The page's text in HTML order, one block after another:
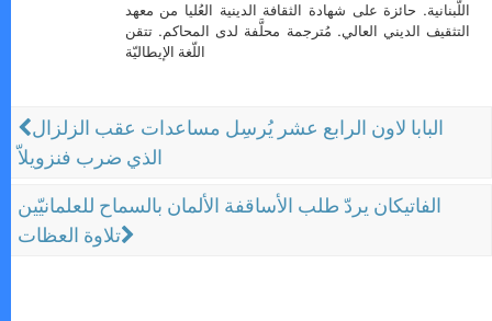
اللّبنانية. حائزة على شهادة الثقافة الدينية العُليا من معهد
التثقيف الديني العالي. مُترجمة محلَّفة لدى المحاكم. تتقن
اللّغة الإيطاليّة
البابا لاون الرابع عشر يُرسِل مساعدات عقب الزلزال
الذي ضرب فنزويلاّ
الفاتيكان يردّ طلب الأساقفة الألمان بالسماح للعلمانيّين
تلاوة العظات